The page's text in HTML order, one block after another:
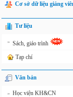
Cơ sở dữ liệu giảng
Tư liệu
» Sách, giáo trình
Tạp chí
Văn bản
» Học viện KH&CN